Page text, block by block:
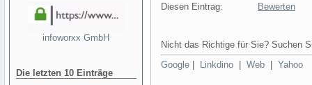
infoworxx GmbH
Die letzten 10 Einträge
Diesen Eintrag: Bewerten
Nicht das Richtige für Sie? Suchen
Google
Linkdino Web Yahoo